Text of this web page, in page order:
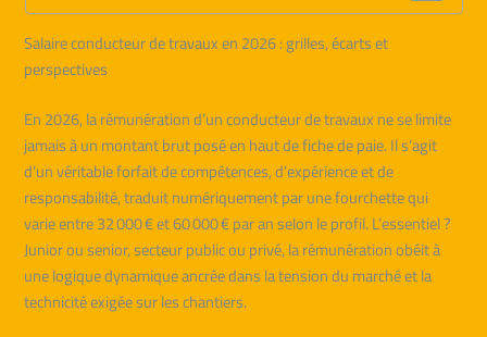
Salaire conducteur de travaux en 2026 : grilles, écarts et
perspectives
En 2026, la rémunération d’un conducteur de travaux ne se limite
jamais à un montant brut posé en haut de fiche de paie. Il s’agit
d’un véritable forfait de compétences, d’expérience et de
responsabilité, traduit numériquement par une fourchette qui
varie entre 32 000 € et 60 000 € par an selon le profil. L’essentiel ?
Junior ou senior, secteur public ou privé, la rémunération obéit à
une logique dynamique ancrée dans la tension du marché et la
technicité exigée sur les chantiers.